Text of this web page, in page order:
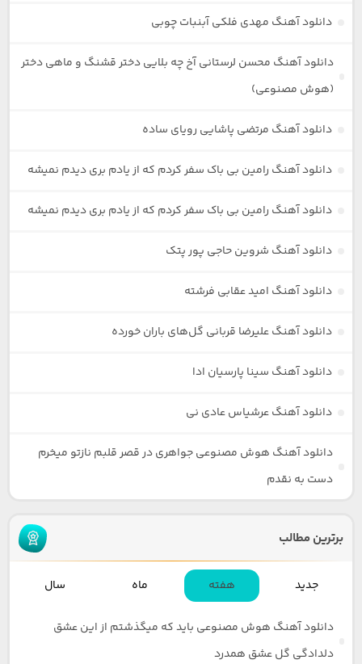
دانلود آهنگ مهدی فلکی آبنبات چوبی
دانلود آهنگ محسن لرستانی آخ چه بلایی دختر قشنگ و ماهی دختر
(هوش مصنوعی)
دانلود آهنگ مرتضی پاشایی رویای ساده
دانلود آهنگ رامین بی باک سفر کردم که از یادم بری دیدم نمیشه
دانلود آهنگ رامین بی باک سفر کردم که از یادم بری دیدم نمیشه
دانلود آهنگ شروین حاجی پور پتک
دانلود آهنگ امید عقابی فرشته
دانلود آهنگ علیرضا قربانی گل‌های باران خورده
دانلود آهنگ سینا پارسیان ادا
دانلود آهنگ عرشیاس عادی نی
دانلود آهنگ هوش مصنوعی جواهری در قصر قلبم نازتو میخرم
دست به نقدم
برترین مطالب
جدید هفته ماه سال
دانلود آهنگ هوش مصنوعی باید که میگذشتم از این عشق
دلدادگی گل عشق همدرد